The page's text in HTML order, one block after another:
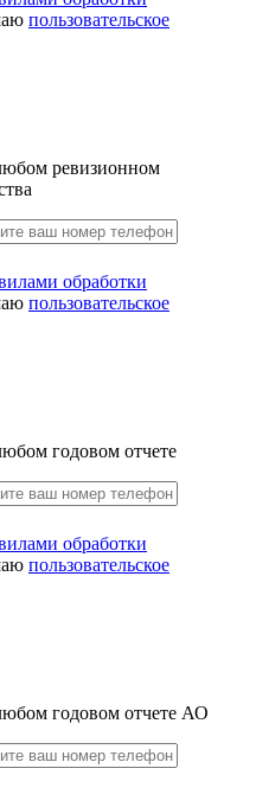
пользовательское
ревизионном
обработки
пользовательское
годовом отчете
обработки
пользовательское
годовом отчете АО